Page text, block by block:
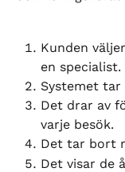
Kunden
en specialist.
Systemet
Det drar av
varje besök.
Det tar bort
Det visar de